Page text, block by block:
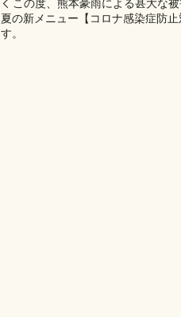
この度、熊本豪雨による甚大な
夏の新メニュー【コロナ感染症防
す。